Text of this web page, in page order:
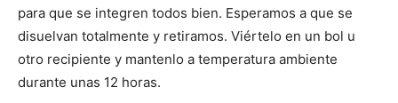
para que se integren todos bien. Esperamos a que se
disuelvan totalmente y retiramos. Viértelo en un bol u
otro recipiente y mantenlo a temperatura ambiente
durante unas 12 horas.